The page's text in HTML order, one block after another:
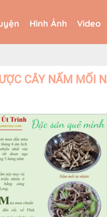
Hình Ảnh Video
Hình Ảnh Video
CÂY NẤM MỐI